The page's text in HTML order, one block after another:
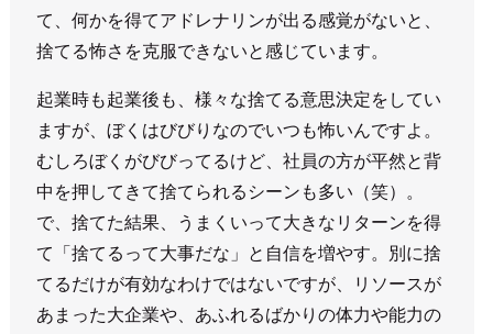
て、何かを得てアドレナリンが出る感覚がないと、
捨てる怖さを克服できないと感じています。
起業時も起業後も、様々な捨てる意思決定をしてい
ますが、ぼくはびびりなのでいつも怖いんですよ。
むしろぼくがびびってるけど、社員の方が平然と背
中を押してきて捨てられるシーンも多い（笑）。
で、捨てた結果、うまくいって大きなリターンを得
て「捨てるって大事だな」と自信を増やす。別に捨
てるだけが有効なわけではないですが、リソースが
あまった大企業や、あふれるばかりの体力や能力の